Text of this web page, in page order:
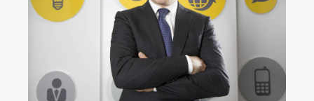
GÖRSEL ARŞİV